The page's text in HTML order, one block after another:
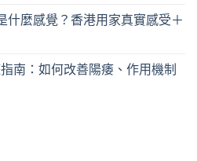
什麼感覺？香港用家真實感受＋
南：如何改善陽痿、作用機制